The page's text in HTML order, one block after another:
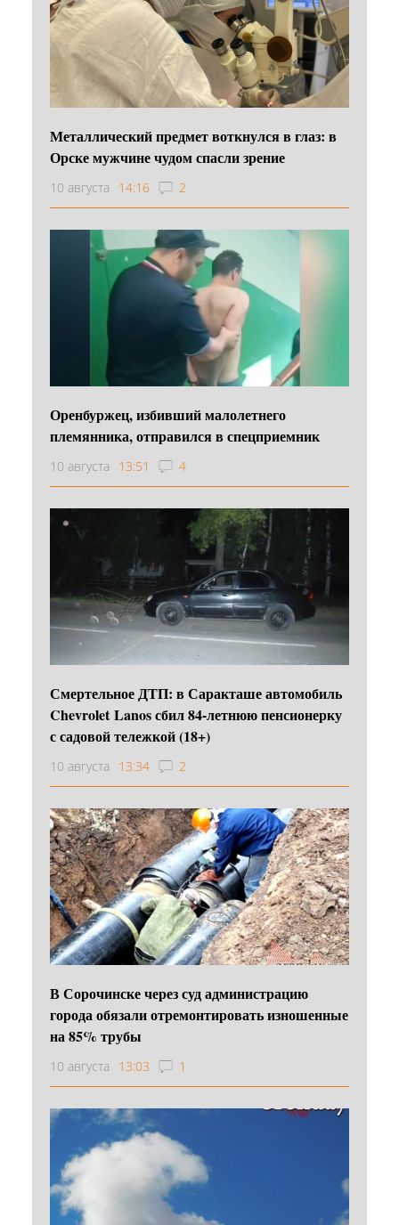
Металлический предмет воткнулся в глаз: в
Орске мужчине чудом спасли зрение
10 августа 14:16 2
Оренбуржец, избивший малолетнего
племянника, отправился в спецприемник
10 августа 13:51 4
Смертельное ДТП: в Саракташе автомобиль
Chevrolet Lanos сбил 84-летнюю пенсионерку
с садовой тележкой (18+)
10 августа 13:34 2
В Сорочинске через суд администрацию
города обязали отремонтировать изношенные
на 85% трубы
10 августа 13:03 1